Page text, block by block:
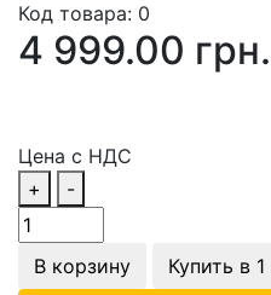
Код товара: 0
4 999.00 грн.
Цена с НДС
+
-
В корзину
Купить в 1